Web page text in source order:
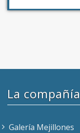
La compañía
Galería Mejillones